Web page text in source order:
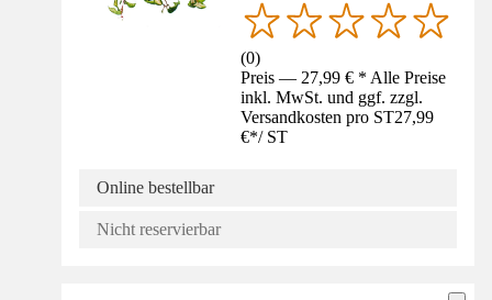
(0)
Preis — 27,99 € * Alle Preise
inkl. MwSt. und ggf. zzgl.
Versandkosten pro ST27,99
€*/ ST
Online bestellbar
Nicht reservierbar